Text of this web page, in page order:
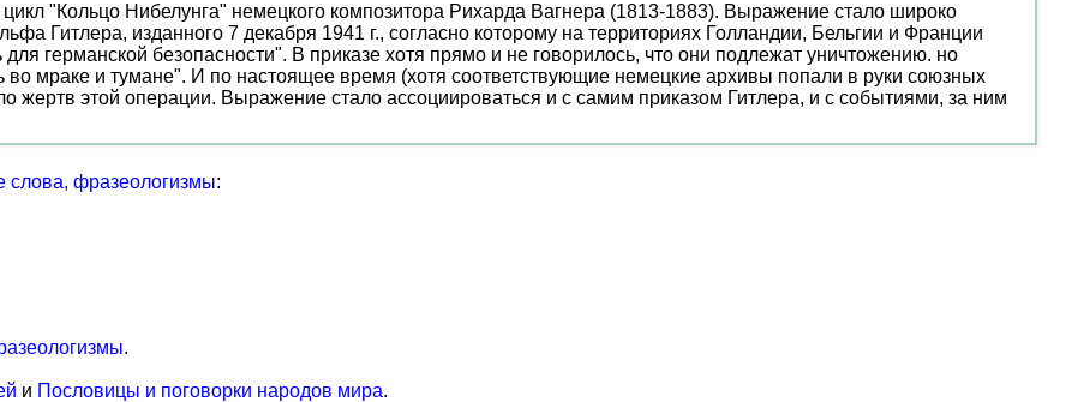
"Кольцо Нибелунга" немецкого композитора Рихарда Вагнера (1813-1883). Выражение стало широко
Гитлера, изданного 7 декабря 1941 г., согласно которому на территориях Голландии, Бельгии и Франции
германской безопасности". В приказе хотя прямо и не говорилось, что они подлежат уничтожению. но
во мраке и тумане". И по настоящее время (хотя соответствующие немецкие архивы попали в руки союзных
жертв этой операции. Выражение стало ассоциироваться и с самим приказом Гитлера, и с событиями, за ним
слова, фразеологизмы:
.
и Пословицы и поговорки народов мира.